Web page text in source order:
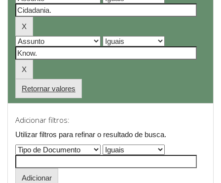
Retornar valores
Adicionar filtros:
Utilizar filtros para refinar o resultado de busca.